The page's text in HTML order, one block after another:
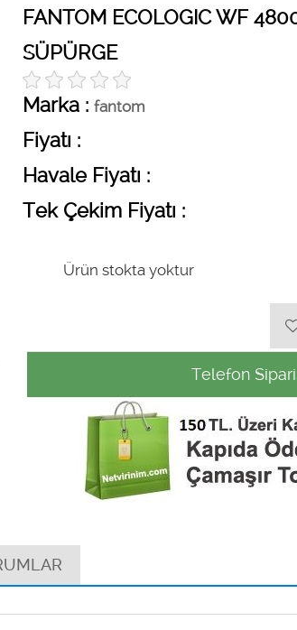
FANTOM ECOLOGIC WF
SÜPÜRGE
Marka : fantom
Fiyatı :
Havale Fiyatı :
Tek Çekim Fiyatı :
Ürün stokta yoktur
Telefon